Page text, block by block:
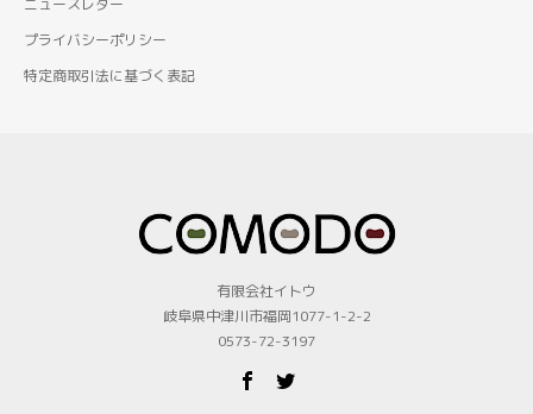
プライバシーポリシー
特定商取引法に基づく表記
有限会社イトウ
岐阜県中津川市福岡1077-1-2-2
0573-72-3197